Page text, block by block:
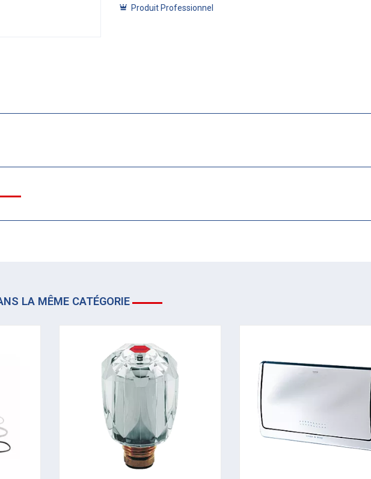
Produit Professionnel
LA MÊME CATÉGORIE